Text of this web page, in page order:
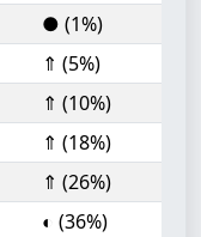
● (1%)
⇑ (5%)
⇑ (10%)
⇑ (18%)
⇑ (26%)
◐ (36%)